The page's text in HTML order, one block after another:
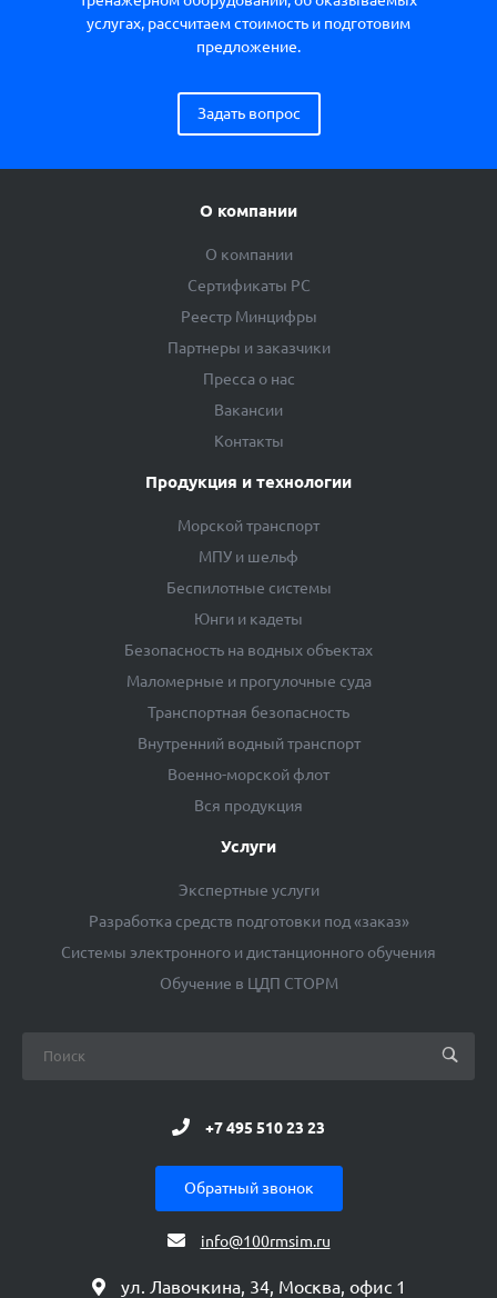
услугах, рассчитаем стоимость и подготовим
предложение.
Задать вопрос
О компании
О компании
Сертификаты РС
Реестр Минцифры
Партнеры и заказчики
Пресса о нас
Вакансии
Контакты
Продукция и технологии
Морской транспорт
МПУ и шельф
Беспилотные системы
Юнги и кадеты
Безопасность на водных объектах
Маломерные и прогулочные суда
Транспортная безопасность
Внутренний водный транспорт
Военно-морской флот
Вся продукция
Услуги
Экспертные услуги
Разработка средств подготовки под «заказ»
Системы электронного и дистанционного обучения
Обучение в ЦДП СТОРМ
+7 495 510 23 23
Обратный звонок
info@100rmsim.ru
ул. Лавочкина, 34, Москва, офис 1